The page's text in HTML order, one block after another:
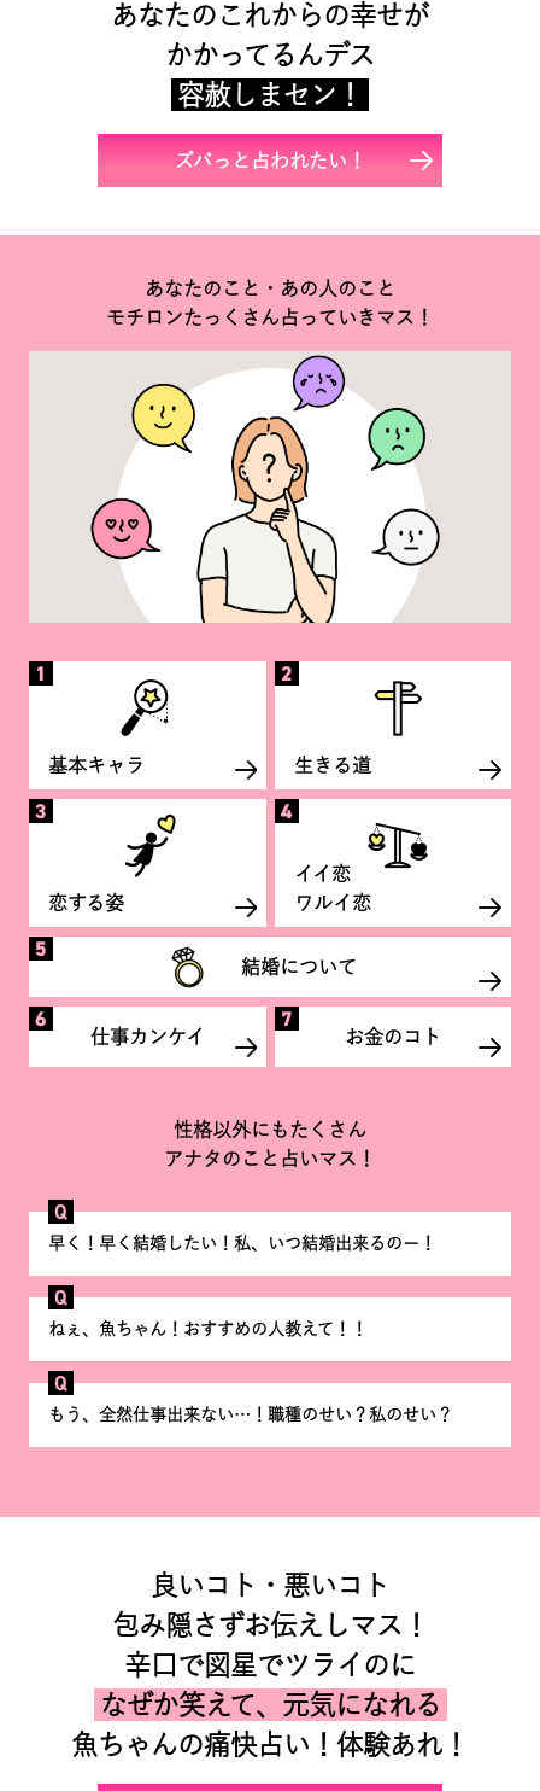
あなたのこれからの幸せが
かかってるんデス
容赦しまセン！
ズバっと占われたい！
あなたのこと・あの人のこと
モチロンたっくさん占っていきマス！
基本キャラ 生きる道
恋する姿
イイ恋
ワルイ恋
結婚について
仕事カンケイ お金のコト
性格以外にもたくさん
アナタのこと占いマス！
Q
早く！早く結婚したい！私、いつ結婚出来るのー！
Q
ねぇ、魚ちゃん！おすすめの人教えて！！
Q
もう、全然仕事出来ない…！職種のせい？私のせい？
良いコト・悪いコト
包み隠さずお伝えしマス！
辛口で図星でツライのに
なぜか笑えて、元気になれる
魚ちゃんの痛快占い！体験あれ！